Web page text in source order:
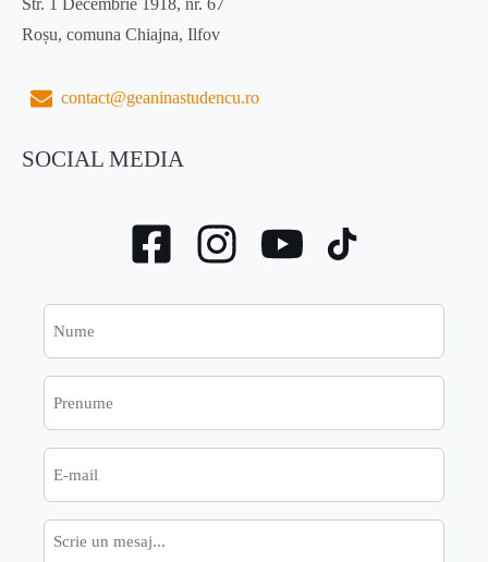
Str. 1 Decembrie 1918, nr. 67
Roșu, comuna Chiajna, Ilfov
contact@geaninastudencu.ro
SOCIAL MEDIA
Mesaj